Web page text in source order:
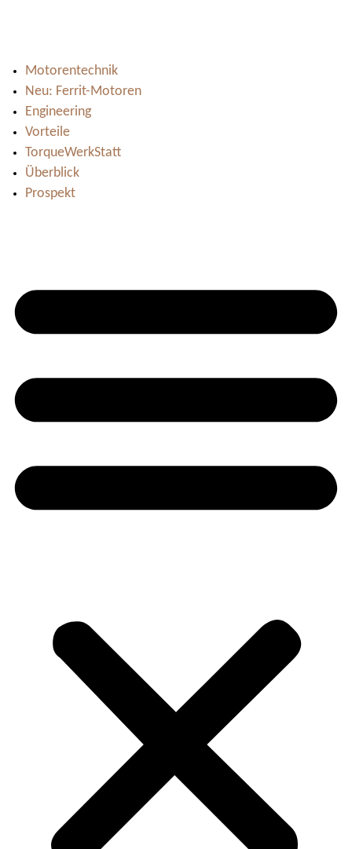
Motorentechnik
Neu: Ferrit-Motoren
Engineering
Vorteile
TorqueWerkStatt
Überblick
Prospekt